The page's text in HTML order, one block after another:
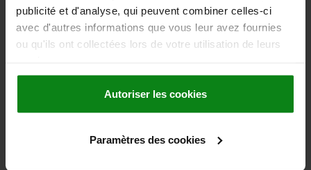
publicité et d'analyse, qui peuvent combiner celles-ci
avec d'autres informations que vous leur avez fournies
ou qu'ils ont collectées lors de votre utilisation de leurs
Autoriser les cookies
Paramètres des cookies
Rondelles d'étanchéité Hygienic USIT®